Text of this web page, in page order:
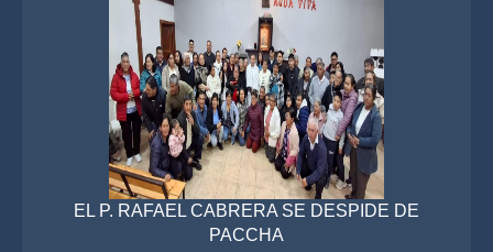
EL P. RAFAEL CABRERA SE DESPIDE DE
PACCHA